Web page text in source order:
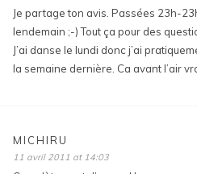
Je partage ton avis. Passées 23h-
lendemain ;-) Tout ça pour des
J’ai danse le lundi donc j’ai
la semaine dernière. Ca avant l’air
MICHIRU
11 avril 2011 at 14:03